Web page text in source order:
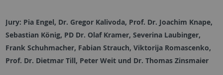
Jury: Pia Engel, Dr. Gregor Kalivoda, Prof. Dr. Joachim Knape,
Sebastian König, PD Dr. Olaf Kramer, Severina Laubinger,
Frank Schuhmacher, Fabian Strauch, Viktorija Romascenko,
Prof. Dr. Dietmar Till, Peter Weit und Dr. Thomas Zinsmaier